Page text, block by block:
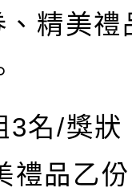
精美禮
3名/獎
禮品乙